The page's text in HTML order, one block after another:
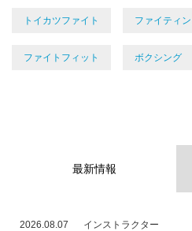
トイカツファイト ファイティ
ファイトフィット ボクシング
最新情報
2026.08.07 インストラクター